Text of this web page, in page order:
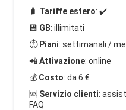
🧳 Tariffe estero: ✔️
💾 GB: illimitati
⏱️ Piani: settimanali /
📲Attivazione: online
💰 Costo: da 6 €
🆘 Servizio clienti:
FAQ